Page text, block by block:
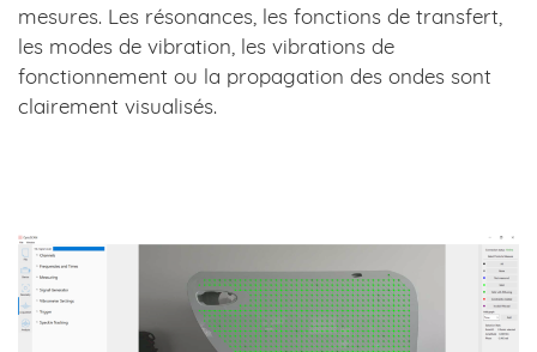
mesures. Les résonances, les fonctions de transfert,
les modes de vibration, les vibrations de
fonctionnement ou la propagation des ondes sont
clairement visualisés.